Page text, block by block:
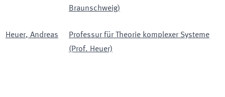
Braunschweig)
Heuer, Andreas
Professur für Theorie komplexer Systeme
(Prof. Heuer)